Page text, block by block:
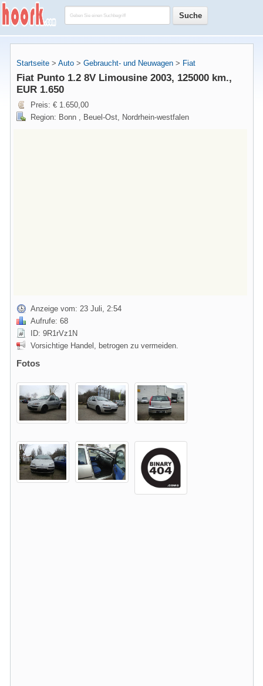
Startseite > Auto > Gebraucht- und Neuwagen > Fiat
Fiat Punto 1.2 8V Limousine 2003, 125000 km.,
EUR 1.650
Preis: € 1.650,00
Region: Bonn , Beuel-Ost, Nordrhein-westfalen
Anzeige vom: 23 Juli, 2:54
Aufrufe: 68
ID: 9R1rVz1N
Vorsichtige Handel, betrogen zu vermeiden.
Fotos